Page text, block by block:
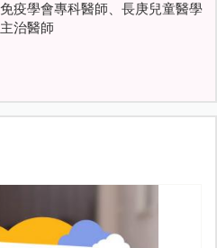
疫學會專科醫師、長庚兒童醫學
治醫師